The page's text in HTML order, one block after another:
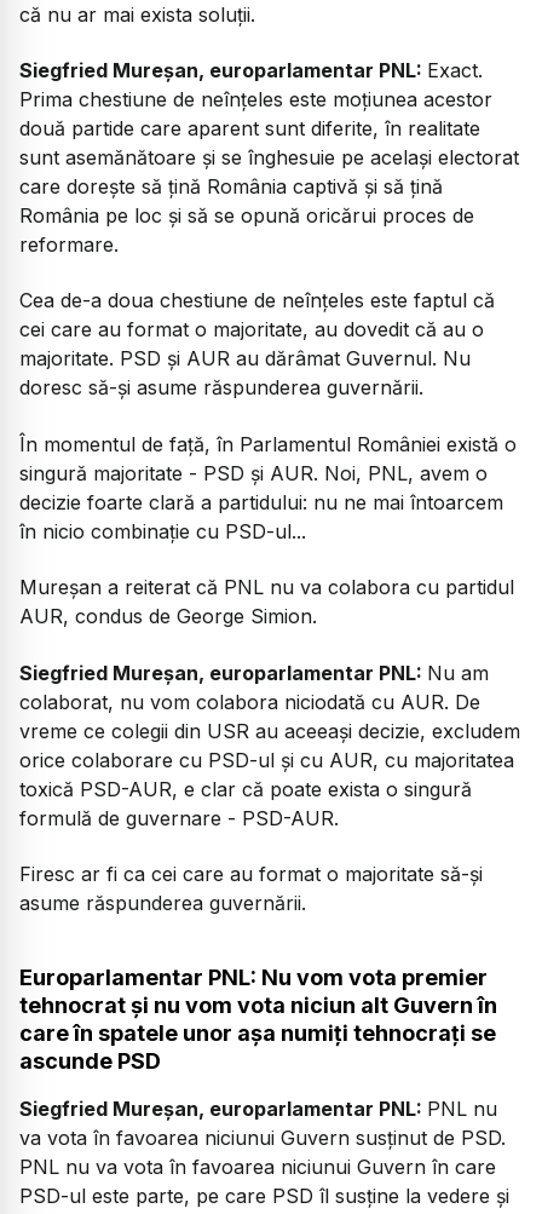
că nu ar mai exista soluții.
Siegfried Mureșan, europarlamentar PNL: Exact.
Prima chestiune de neînțeles este moțiunea acestor
două partide care aparent sunt diferite, în realitate
sunt asemănătoare și se înghesuie pe același electorat
care dorește să țină România captivă și să țină
România pe loc și să se opună oricărui proces de
reformare.
Cea de-a doua chestiune de neînțeles este faptul că
cei care au format o majoritate, au dovedit că au o
majoritate. PSD și AUR au dărâmat Guvernul. Nu
doresc să-și asume răspunderea guvernării.
În momentul de față, în Parlamentul României există o
singură majoritate - PSD și AUR. Noi, PNL, avem o
decizie foarte clară a partidului: nu ne mai întoarcem
în nicio combinație cu PSD-ul...
Mureșan a reiterat că PNL nu va colabora cu partidul
AUR, condus de George Simion.
Siegfried Mureșan, europarlamentar PNL: Nu am
colaborat, nu vom colabora niciodată cu AUR. De
vreme ce colegii din USR au aceeași decizie, excludem
orice colaborare cu PSD-ul și cu AUR, cu majoritatea
toxică PSD-AUR, e clar că poate exista o singură
formulă de guvernare - PSD-AUR.
Firesc ar fi ca cei care au format o majoritate să-și
asume răspunderea guvernării.
Europarlamentar PNL: Nu vom vota premier
tehnocrat și nu vom vota niciun alt Guvern în
care în spatele unor așa numiți tehnocrați se
ascunde PSD
Siegfried Mureșan, europarlamentar PNL: PNL nu
va vota în favoarea niciunui Guvern susținut de PSD.
PNL nu va vota în favoarea niciunui Guvern în care
PSD-ul este parte, pe care PSD îl susține la vedere și